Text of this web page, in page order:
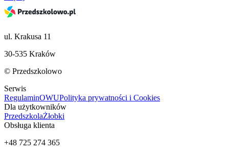
ul. Krakusa 11
30-535 Kraków
© Przedszkolowo
Serwis
RegulaminOWUPolityka prywatności i Cookies
Dla użytkowników
PrzedszkolaŻłobki
Obsługa klienta
+48 725 274 365